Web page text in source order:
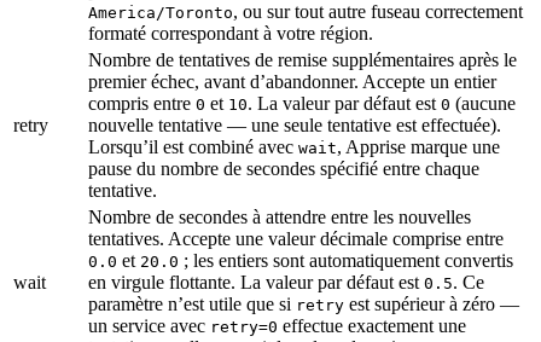
America/Toronto, ou sur tout autre fuseau correctement
formaté correspondant à votre région.
retry
Nombre de tentatives de remise supplémentaires après le
premier échec, avant d’abandonner. Accepte un entier
compris entre 0 et 10. La valeur par défaut est 0 (aucune
nouvelle tentative — une seule tentative est effectuée).
Lorsqu’il est combiné avec wait, Apprise marque une
pause du nombre de secondes spécifié entre chaque
tentative.
wait
Nombre de secondes à attendre entre les nouvelles
tentatives. Accepte une valeur décimale comprise entre
0.0 et 20.0 ; les entiers sont automatiquement convertis
en virgule flottante. La valeur par défaut est 0.5. Ce
paramètre n’est utile que si retry est supérieur à zéro —
un service avec retry=0 effectue exactement une